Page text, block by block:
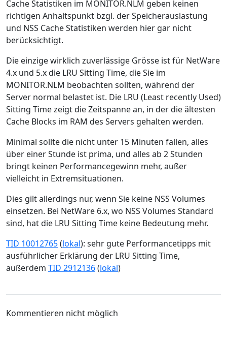
Cache Statistiken im MONITOR.NLM geben keinen
richtigen Anhaltspunkt bzgl. der Speicherauslastung
und NSS Cache Statistiken werden hier gar nicht
berücksichtigt.
Die einzige wirklich zuverlässige Grösse ist für NetWare
4.x und 5.x die LRU Sitting Time, die Sie im
MONITOR.NLM beobachten sollten, während der
Server normal belastet ist. Die LRU (Least recently Used)
Sitting Time zeigt die Zeitspanne an, in der die ältesten
Cache Blocks im RAM des Servers gehalten werden.
Minimal sollte die nicht unter 15 Minuten fallen, alles
über einer Stunde ist prima, und alles ab 2 Stunden
bringt keinen Performancegewinn mehr, außer
vielleicht in Extremsituationen.
Dies gilt allerdings nur, wenn Sie keine NSS Volumes
einsetzen. Bei NetWare 6.x, wo NSS Volumes Standard
sind, hat die LRU Sitting Time keine Bedeutung mehr.
TID 10012765(lokal): sehr gute Performancetipps mit
ausführlicher Erklärung der LRU Sitting Time,
außerdem TID 2912136(lokal)
Kommentieren nicht möglich